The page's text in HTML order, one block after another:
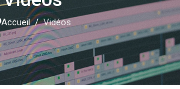
Accueil Vidéos